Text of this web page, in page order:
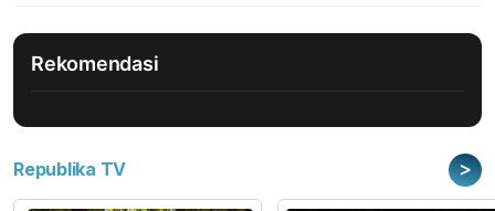
Rekomendasi
Republika TV >